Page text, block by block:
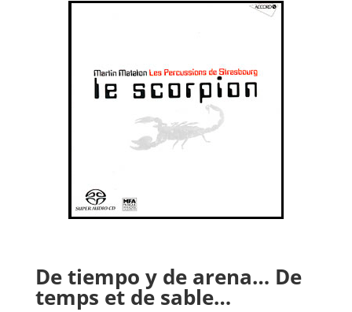
De tiempo y de arena… De
temps et de sable…